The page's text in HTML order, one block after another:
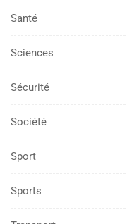
Santé
Sciences
Sécurité
Société
Sport
Sports